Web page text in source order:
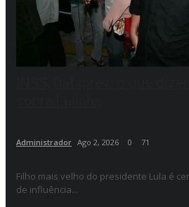
Administrador Ago 2, 2026 0 71
Filho mais velho do presidente Lula é
de influência...